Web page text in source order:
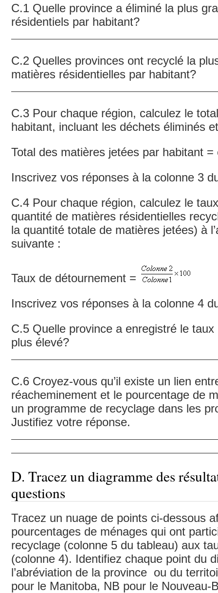
C.1 Quelle province a éliminé la plus
résidentiels par habitant?
C.2 Quelles provinces ont recyclé la
matières résidentielles par
C.3 Pour chaque région, calculez le
habitant, incluant les déchets éliminés
Total des matières jetées par habitant
Inscrivez vos réponses à la colonne 3
C.4 Pour chaque région, calculez le
quantité de matières résidentielles
la quantité totale de matières jetées) à
suivante :
Taux de détournement =
Inscrivez vos réponses à la colonne 4
C.5 Quelle province a enregistré le
plus élevé?
C.6 Croyez-vous qu’il existe un lien
réacheminement et le pourcentage de
un programme de recyclage dans les
Justifiez votre réponse.
D. Tracez un diagramme des
questions
Tracez un nuage de points ci-dessous
pourcentages de ménages qui ont
recyclage (colonne 5 du tableau) aux
(colonne 4). Identifiez chaque point du
l’abréviation de la province ou du
pour le Manitoba, NB pour le Nouveau-